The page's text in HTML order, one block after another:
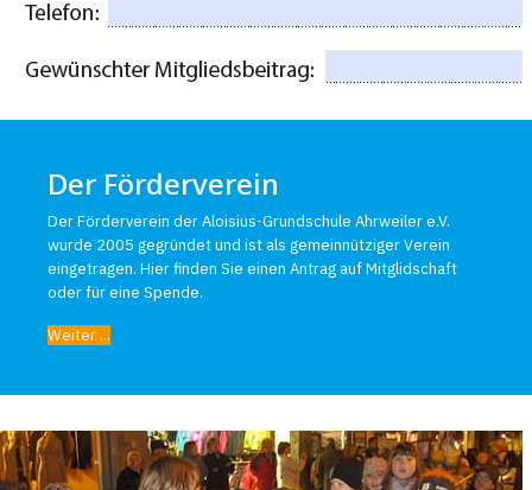
Der Förderverein
Der Förderverein der Aloisius-Grundschule Ahrweiler e.V.
wurde 2005 gegründet und ist als gemeinnütziger Verein
eingetragen. Hier finden Sie einen Antrag auf Mitglidschaft
oder für eine Spende.
Weiter ...